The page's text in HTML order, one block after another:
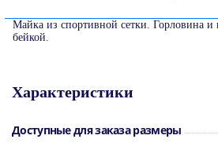
Майка из спортивной сетки. Горловина
бейкой.
Характеристики
Доступные для заказа размеры